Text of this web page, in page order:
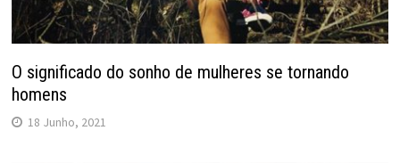
O significado do sonho de mulheres se tornando
homens
18 Junho, 2021